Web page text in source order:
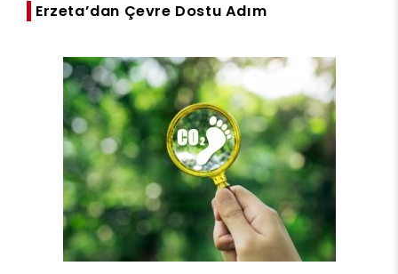
Erzeta’dan Çevre Dostu Adım